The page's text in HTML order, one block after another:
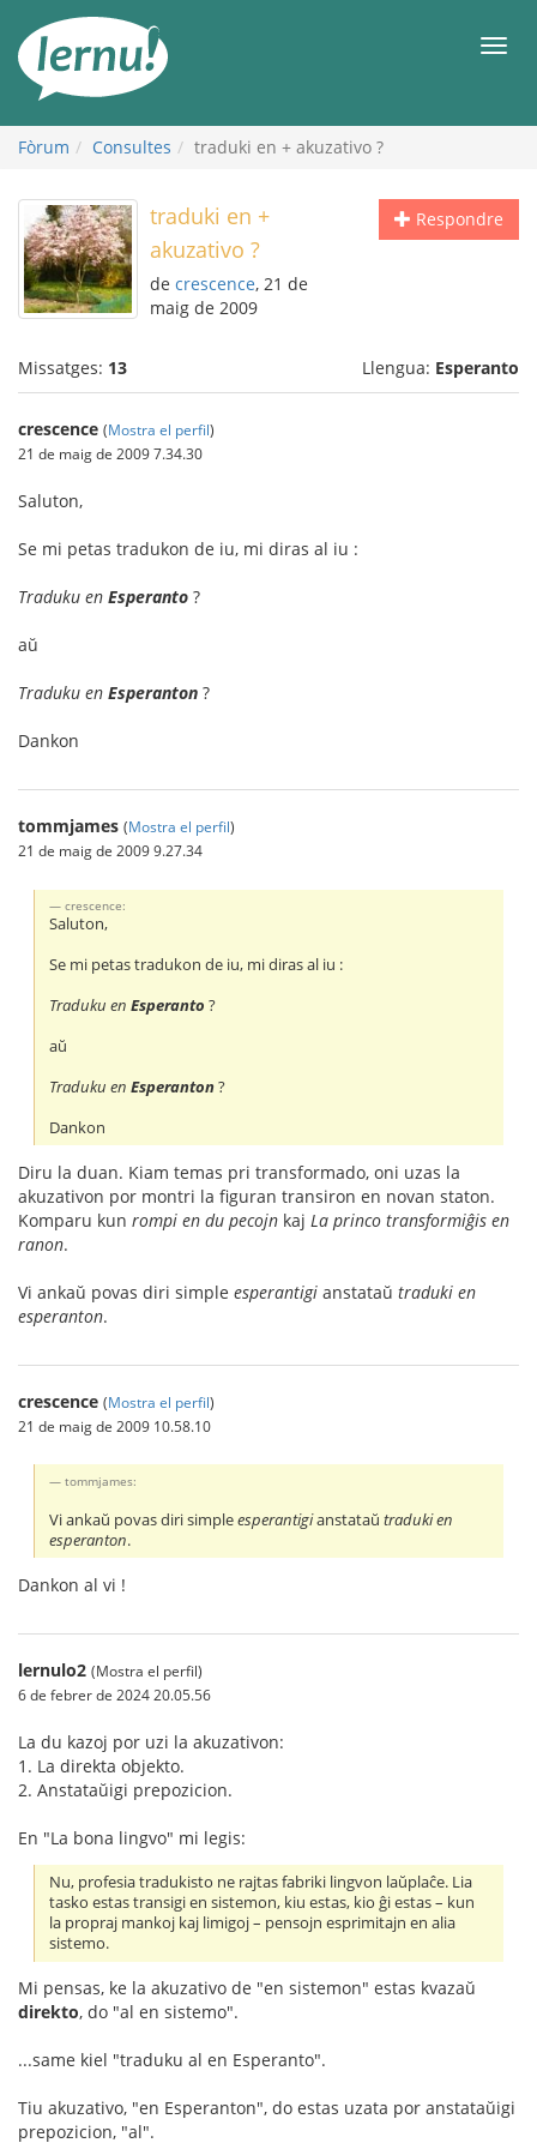
contingut
Fòrum Consultes traduki en + akuzativo ?
Respondre
traduki en +
akuzativo ?
de crescence, 21 de
maig de 2009
Missatges: 13 Llengua: Esperanto
crescence (Mostra el perfil)
21 de maig de 2009 7.34.30
Saluton,
Se mi petas tradukon de iu, mi diras al iu :
Traduku en Esperanto ?
aŭ
Traduku en Esperanton ?
Dankon
tommjames (Mostra el perfil)
21 de maig de 2009 9.27.34
crescence:
Saluton,
Se mi petas tradukon de iu, mi diras al iu :
Traduku enEsperanto ?
aŭ
Traduku enEsperanton?
Dankon
Diru la duan. Kiam temas pri transformado, oni uzas la
akuzativon por montri la figuran transiron en novan staton.
Komparu kun rompi en du pecojn kaj La princo transformiĝis en
ranon.
Vi ankaŭ povas diri simple esperantigi anstataŭ traduki en
esperanton.
crescence (Mostra el perfil)
21 de maig de 2009 10.58.10
tommjames:
Vi ankaŭ povas diri simpleesperantigianstataŭtraduki en
esperanton.
Dankon al vi !
lernulo2 (Mostra el perfil)
6 de febrer de 2024 20.05.56
La du kazoj por uzi la akuzativon:
1. La direkta objekto.
2. Anstataŭigi prepozicion.
En "La bona lingvo" mi legis:
Nu, profesia tradukisto ne rajtas fabriki lingvon laŭplaĉe. Lia
tasko estas transigi en sistemon, kiu estas, kio ĝi estas – kun
la propraj mankoj kaj limigoj – pensojn esprimitajn en alia
sistemo.
Mi pensas, ke la akuzativo de "en sistemon" estas kvazaŭ
direkto, do "al en sistemo".
...same kiel "traduku al en Esperanto".
Tiu akuzativo, "en Esperanton", do estas uzata por anstataŭigi
prepozicion, "al".